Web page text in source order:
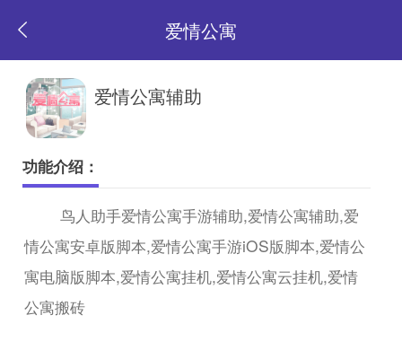
爱情公寓
返
页
爱情公寓辅助
功能介绍：
鸟人助手爱情公寓手游辅助,爱情公寓辅助,爱
情公寓安卓版脚本,爱情公寓手游iOS版脚本,爱情公
寓电脑版脚本,爱情公寓挂机,爱情公寓云挂机,爱情
公寓搬砖